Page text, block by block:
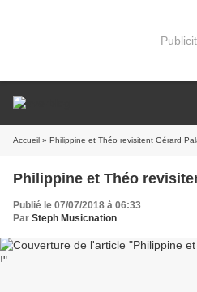
Accueil » Philippine et Théo revisitent Gérard
Philippine et Théo
Publié le 07/07/2018 à 06:33
Par Steph Musicnation